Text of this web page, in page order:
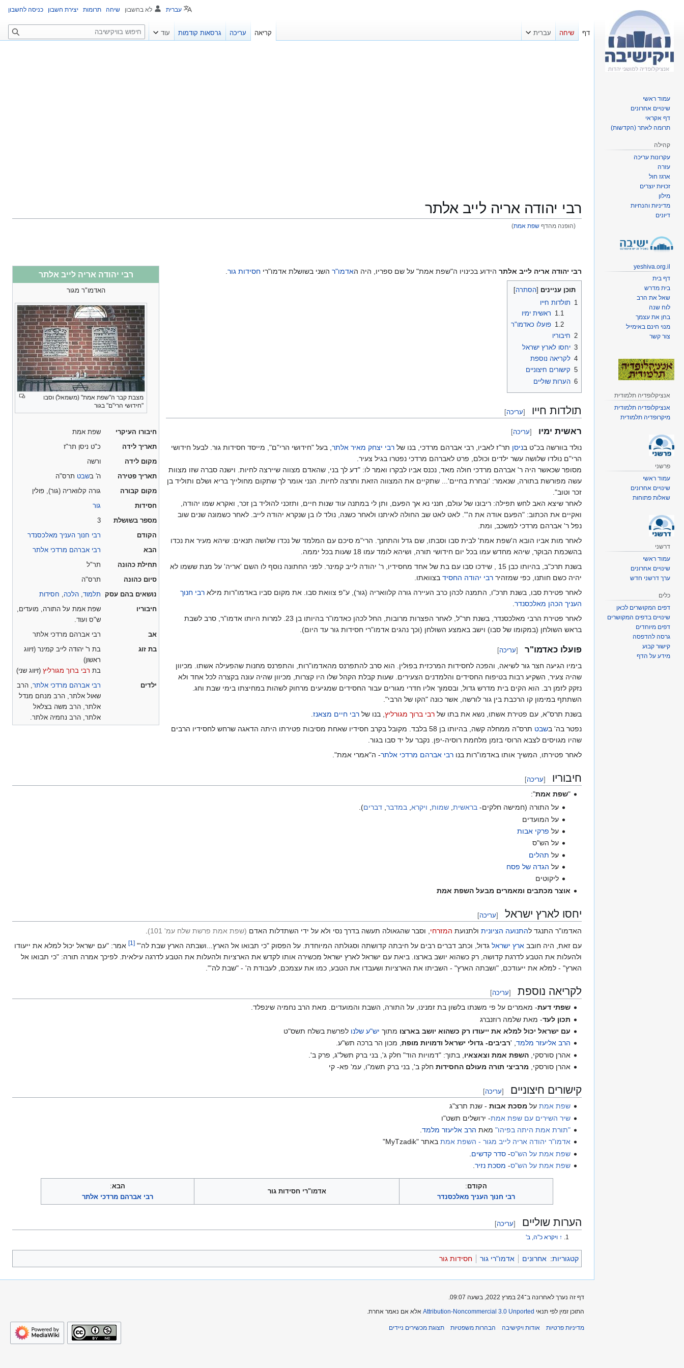
רבי יהודה אריה לייב אלתר
(הופנה מהדף שפת אמת)
רבי יהודה אריה לייב אלתר
האדמו"ר מגור
מצבת קבר ה"שפת אמת" (משמאל) וסבו
"חידושי הרי"ם" בגור
חיבורו העיקרי
שפת אמת
תאריך לידה
כ"ט ניסן תר"ז
מקום לידה
ורשה
תאריך פטירה
ה' בשבט תרס"ה
מקום קבורה
גורה קלוואריה (גור), פולין
חסידות
גור
מספר בשושלת
3
הקודם
רבי חנוך העניך מאלכסנדר
הבא
רבי אברהם מרדכי אלתר
תחילת כהונה
תר"ל
סיום כהונה
תרס"ה
נושאים בהם עסק תלמוד הלכה
חסידות
חיבוריו
שפת אמת על התורה, מועדים,
ש"ס ועוד.
אב
רבי אברהם מרדכי אלתר
בת זוג
בת ר' יהודה לייב קמינר (זיווג
ראשון)
בת רבי ברוך מגורליץ (זיווג שני)
ילדים
רבי אברהם מרדכי אלתר , הרב
שאול אלתר, הרב מנחם מנדל
אלתר, הרב משה בצלאל
אלתר, הרב נחמיה אלתר.
רבי יהודה אריה לייב אלתר הידוע בכינויו ה"שפת אמת" על שם ספריו, היה האדמו"ר השני בשושלת אדמו"רי חסידות גור
תוכן עניינים
1 תולדות חייו
1.1 ראשית ימיו
1.2 פועלו כאדמו"ר
2 חיבוריו
3 יחסו לארץ ישראל
4 לקריאה נוספת
5 קישורים חיצוניים
6 הערות שוליים
תולדות חייו [עריכה]
ראשית ימיו [עריכה]
נולד בוורשה בכ"ט בניסן תר"ז לאביו, רבי אברהם מרדכי, בנו של רבי יצחק מאיר אלתר, בעל "חידושי הרי"ם", מייסד חסידות גור. לבעל חידושי
הרי"ם נולדו שלושה עשר ילדים וכולם, פרט לאברהם מרדכי נפטרו בגיל צעיר.
מסופר שכאשר היה ר' אברהם מרדכי חולה מאד, נכנס אביו לבקרו ואמר לו: "דע לך בני, שהאדם מצווה שיירצה לחיות. וישנה סברה שזו מצוות
עשה מפורשת בתורה, שנאמר: 'ובחרת בחיים'... שתקיים את המצווה הזאת ותרצה לחיות. הנני אומר לך שתקום מחולייך בריא ושלם ותוליד בן
זכר וטוב".
לאחר שיצא האב לחש תפילה: ריבונו של עולם, חנני נא אך הפעם, ותן לי במתנה עוד שנות חיים, ותזכני להוליד בן זכר, ואקרא שמו יהודה,
ואקיים את הכתוב: "הפעם אודה את ה'". לאט לאט שב החולה לאיתנו ולאחר כשנה, נולד לו בן שנקרא יהודה לייב. לאחר כשמונה שנים שוב
נפל ר' אברהם מרדכי למשכב, ומת.
לאחר מות אביו הובא ה'שפת אמת' לבית סבו וסבתו, שם גדל והתחנך. הרי"מ סיכם עם המלמד של נכדו שלושה תנאים: שיהא מעיר את נכדו
בהשכמת הבוקר, שיהא מחדש עמו בכל יום חידושי תורה, ושיהא לומד עמו 18 שעות בכל יממה.
בשנת תרכ"ב, בהיותו כבן 15 , שידכו סבו עם בת של אחד מחסידיו, ר' יהודה לייב קמינר. לפני החתונה נוסף לו השם 'אריה' על מנת ששמו לא
יהיה כשם חותנו, כפי שמזהיר רבי יהודה החסיד בצוואתו.
לאחר פטירת סבו, בשנת תרכ"ו, התמנה לכהן כרב העיירה גורה קלוואריה (גור), ע"פ צוואת סבו. את מקום סביו באדמו"רות מילא רבי חנוך
העניך הכהן מאלכסנדר.
לאחר פטירת הרבי מאלכסנדר, בשנת תר"ל, לאחר הפצרות מרובות, החל לכהן כאדמו"ר בהיותו בן 23. למרות היותו אדמו"ר, סרב לשבת
בראש השולחן (במקומו של סבו) וישב באמצע השולחן (וכך נהגים אדמו"רי חסידות גור עד היום).
פועלו כאדמו"ר [עריכה]
בימיו הגיעה חצר גור לשיאה, והפכה לחסידות המרכזית בפולין. הוא סרב להתפרנס מהאדמו"רות, והתפרנס מחנות שהפעילה אשתו. מכיוון
שהיה צעיר, השקיע רבות בטיפוח החסידים והלמדנים הצעירים. שעות קבלת הקהל שלו היו קצרות, מכיוון שהיה עונה בקצרה לכל אחד ולא
נזקק לזמן רב. הוא הקים בית מדרש גדול, ובסמוך אליו חדרי מגורים עבור החסידים שמגיעים מרחוק לשהות במחיצתו בימי שבת וחג.
השתתף במימון קו הרכבת בין גור לורשה, אשר כונה "הקו של הרבי".
בשנת תרס"א, עם פטירת אשתו, נשא את בתו של רבי ברוך מגורליץ , בנו של רבי חיים מצאנז
נפטר בה' בשבט
תרס"ה ממחלה קשה, בהיותו בן 58 בלבד. מקובל בקרב חסידיו שאחת מסיבות פטירתו היתה הדאגה שרחש לחסידיו הרבים
שהיו מגויסים לצבא הרוסי בזמן מלחמת רוסיה-יפן. נקבר על יד סבו בגור.
לאחר פטירתו, המשיך אותו באדמו"רות בנו רבי אברהם מרדכי אלתר- ה"אמרי אמת".
חיבוריו [עריכה]
"שפת אמת":
על התורה (חמישה חלקים- בראשית, שמות, ויקרא, במדבר, דברים).
על המועדים
על פרקי אבות
על הש"ס
על תהלים
על הגדה של פסח
ליקוטים
אוצר מכתבים ומאמרים מבעל השפת אמת
יחסו לארץ ישראל [עריכה]
האדמו"ר התנגד להתנועה הציונית ולתנועת המזרחי , וסבר שהגאולה תעשה בדרך נסי ולא על ידי השתדלות האדם (שפת אמת פרשת שלח עמ' 101 )
עם זאת, היה חובב ארץ ישראל גדול, וכתב דברים רבים על חיבתה קדושתה וסגולתה המיוחדת. על הפסוק "כי תבואו אל הארץ...ושבתה הארץ שבת לה'" [
1
] אמר: "עם ישראל יכול למלא את ייעודו
ולהעלות את הטבע לדרגת קדושה, רק כשהוא יושב בארצו. ביאת עם ישראל לארץ ישראל מכשירה אותו לקדש את הארציות ולהעלות את הטבע לדרגה עילאית. לפיכך אמרה תורה: "כי תבואו אל
הארץ" - למלא את ייעודכם, "ושבתה הארץ" - השביתו את הארציות ושעבדו את הטבע, כמו את עצמכם, לעבודת ה' - "שבת לה'".
לקריאה נוספת [עריכה]
שפתי דעת- מאמרים על פי משנתו בלשון בת זמנינו, על התורה, השבת והמועדים. מאת הרב נחמיה שינפלד.
תכון לעד- מאת שלמה רוזנברג
עם ישראל יכול למלא את ייעודו רק כשהוא יושב בארצו מתוך יש"ע שלנו לפרשת בשלח תשס"ט
הרב אליעזר מלמד, 'רביבים- גדולי ישראל ודמויות מופת, מכון הר ברכה תש"ע.
אהרן סורסקי,השפת אמת וצאצאיו , בתוך: "דמויות הוד" חלק ג', בני ברק תשל"ג, פרק ב'.
אהרן סורסקי, מרביצי תורה מעולם החסידות חלק ב', בני ברק תשמ"ו, עמ' פא- קי
קישורים חיצוניים [עריכה]
שפת אמת על מסכת אבות - שנת תרצ"ג
שיר השירים עם שפת אמת- ירושלים תשט"ו
"תורת אמת היתה בפיהו" מאת הרב אליעזר מלמד
אדמו"ר יהודה אריה לייב מגור - השפת אמת באתר "MyTzadik"
שפת אמת על הש"ס-סדר קדשים
שפת אמת על הש"ס- מסכת נזיר.
הקודם:
רבי חנוך העניך מאלכסנדר
אדמו"רי חסידות גור
הבא:
רבי אברהם מרדכי אלתר
הערות שוליים [עריכה]
↑ ויקרא כ"ה, ב'
קטגוריות: אחרונים אדמו"רי גור חסידות גור
עברית לא בחשבון שיחה תרומות יצירת חשבון כניסה לחשבון
דף שיחה עברית קריאה עריכה גרסאות קודמות עוד
ח
י
עמוד ראשי
שינויים אחרונים
דף אקראי
תרומה לאתר (הקדשות)
קהילה
עקרונות עריכה
עזרה
ארגז חול
זכויות יוצרים
מילון
מדיניות והנחיות
דיונים
yeshiva.org.il
דף בית
בית מדרש
שאל את הרב
לוח שנה
בחן את עצמך
מנוי חינם באימייל
צור קשר
אנציקלופדיה תלמודית
אנציקלופדיה תלמודית
מיקרופדיה תלמודית
פרשני
עמוד ראשי
שינויים אחרונים
שאלות פתוחות
דרשני
עמוד ראשי
שינויים אחרונים
ערך דרשני חדש
כלים
דפים המקושרים לכאן
שינויים בדפים המקושרים
דפים מיוחדים
גרסה להדפסה
קישור קבוע
מידע על הדף
דף זה נערך לאחרונה ב־24 במרץ 2022, בשעה 09:07.
התוכן זמין לפי תנאי Attribution-Noncommercial 3.0 Unported אלא אם נאמר אחרת.
מדיניות פרטיות אודות ויקישיבה הבהרות משפטיות תצוגת מכשירים ניידים